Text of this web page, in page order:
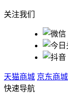
关注我们
天猫商城 京东商城
快速导航